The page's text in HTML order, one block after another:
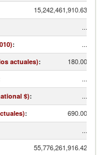
15,242,461,910.63
...
: ...
actuales): 180.00
...
$): ...
: 690.00
...
55,776,261,916.42